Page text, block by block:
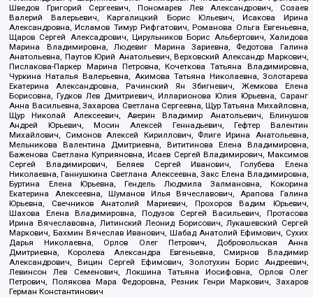
Шведов Григорий Сергеевич, Пономарев Лев Александрович, Созаев
Валерий Валерьевич, Каргалицкий Борис Юльевич, Исакова Ирина
Александровна, Исламов Тимур Рифгатович, Романова Ольга Евгеньевна,
Щаров Сергей Алексадрович, Цирульников Борис Альбертович, Халидова
Марина Владимировна, Людевиг Марина Зариевна, Федотова Галина
Анатольевна, Паутов Юрий Анатольевич, Верховский Александр Маркович,
Пислакова-Паркер Марина Петровна, Кочеткова Татьяна Владимировна,
Чуркина Наталья Валерьевна, Акимова Татьяна Николаевна, Золотарева
Екатерина Александровна, Рачинский Ян Збигневич, Жемкова Елена
Борисовна, Гудков Лев Дмитриевич, Илларионова Юлия Юрьевна, Саранг
Анна Васильевна, Захарова Светлана Сергеевна, Щур Татьяна Михайловна,
Щур Николай Алексеевич, Аверин Владимир Анатольевич, Блинушов
Андрей Юрьевич, Мосин Алексей Геннадьевич, Гефтер Валентин
Михайлович, Симонов Алексей Кириллович, Флиге Ирина Анатольевна,
Мельникова Валентина Дмитриевна, Вититинова Елена Владимировна,
Баженова Светлана Куприяновна, Исаев Сергей Владимирович, Максимов
Сергей Владимирович, Беляев Сергей Иванович, Голубева Елена
Николаевна, Ганнушкина Светлана Алексеевна, Закс Елена Владимировна,
Буртина Елена Юрьевна, Гендель Людмила Залмановна, Кокорина
Екатерина Алексеевна, Шуманов Илья Вячеславович, Арапова Галина
Юрьевна, Свечников Анатолий Мариевич, Прохоров Вадим Юрьевич,
Шахова Елена Владимировна, Подузов Сергей Васильевич, Протасова
Ирина Вячеславовна, Литинский Леонид Борисович, Лукашевский Сергей
Маркович, Бахмин Вячеслав Иванович, Шабад Анатолий Ефимович, Сухих
Дарья Николаевна, Орлов Олег Петрович, Добровольская Анна
Дмитриевна, Королева Александра Евгеньевна, Смирнов Владимир
Александрович, Вицин Сергей Ефимович, Золотухин Борис Андреевич,
Левинсон Лев Семенович, Локшина Татьяна Иосифовна, Орлов Олег
Петрович, Полякова Мара Федоровна, Резник Генри Маркович, Захаров
Герман Константинович